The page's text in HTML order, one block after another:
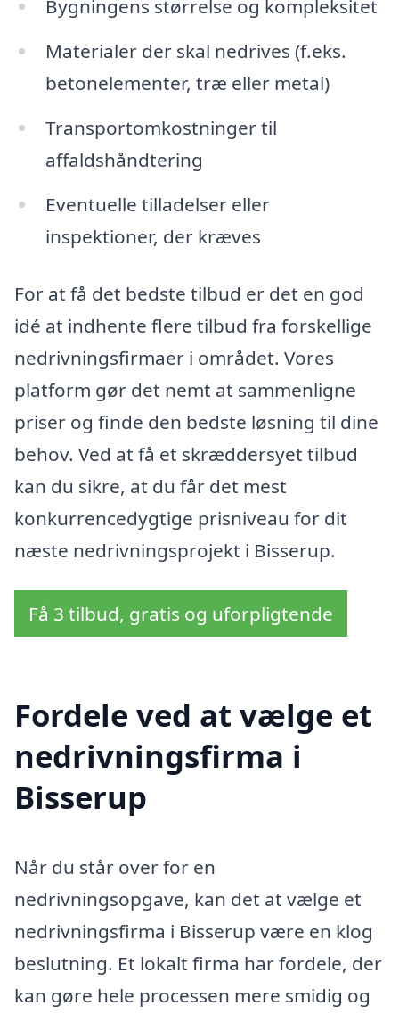
Bygningens størrelse og kompleksitet
Materialer der skal nedrives (f.eks.
betonelementer, træ eller metal)
Transportomkostninger til
affaldshåndtering
Eventuelle tilladelser eller
inspektioner, der kræves
For at få det bedste tilbud er det en god
idé at indhente flere tilbud fra forskellige
nedrivningsfirmaer i området. Vores
platform gør det nemt at sammenligne
priser og finde den bedste løsning til dine
behov. Ved at få et skræddersyet tilbud
kan du sikre, at du får det mest
konkurrencedygtige prisniveau for dit
næste nedrivningsprojekt i Bisserup.
Få 3 tilbud, gratis og uforpligtende
Fordele ved at vælge et
nedrivningsfirma i
Bisserup
Når du står over for en
nedrivningsopgave, kan det at vælge et
nedrivningsfirma i Bisserup være en klog
beslutning. Et lokalt firma har fordele, der
kan gøre hele processen mere smidig og